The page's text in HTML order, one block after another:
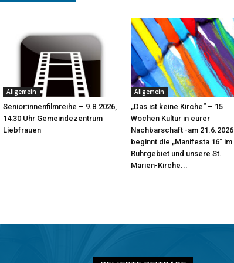
Allgemein
Senior:innenfilmreihe – 9.8.2026,
14:30 Uhr Gemeindezentrum
Liebfrauen
Allgemein
„Das ist keine Kirche“ – 15
Wochen Kultur in eurer
Nachbarschaft -am 21.6.2026
beginnt die „Manifesta 16“ im
Ruhrgebiet und unsere St.
Marien-Kirche...